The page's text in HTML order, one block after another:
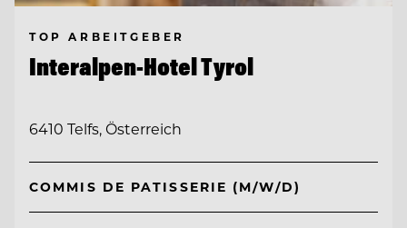
TOP ARBEITGEBER
Interalpen-Hotel Tyrol
6410 Telfs, Österreich
COMMIS DE PATISSERIE (M/W/D)